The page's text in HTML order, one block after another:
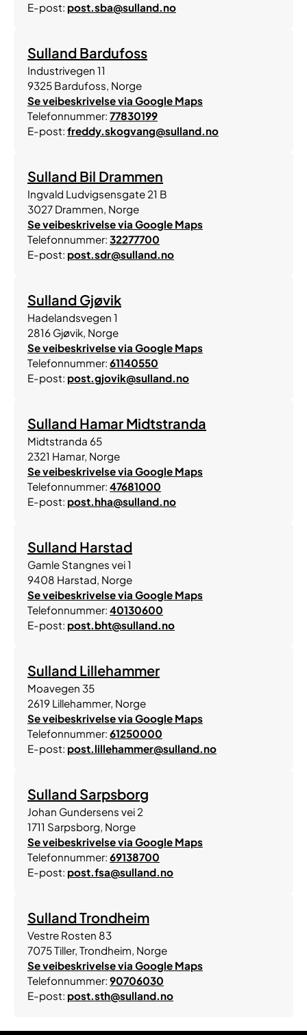
E-post: post.sba@sulland.no
Sulland Bardufoss
Industrivegen 11
9325 Bardufoss, Norge
Se veibeskrivelse via Google Maps
Telefonnummer: 77830199
E-post: freddy.skogvang@sulland.no
Sulland Bil Drammen
Ingvald Ludvigsensgate 21 B
3027 Drammen, Norge
Se veibeskrivelse via Google Maps
Telefonnummer: 32277700
E-post: post.sdr@sulland.no
Sulland Gjøvik
Hadelandsvegen 1
2816 Gjøvik, Norge
Se veibeskrivelse via Google Maps
Telefonnummer: 61140550
E-post: post.gjovik@sulland.no
Sulland Hamar Midtstranda
Midtstranda 65
2321 Hamar, Norge
Se veibeskrivelse via Google Maps
Telefonnummer: 47681000
E-post: post.hha@sulland.no
Sulland Harstad
Gamle Stangnes vei 1
9408 Harstad, Norge
Se veibeskrivelse via Google Maps
Telefonnummer: 40130600
E-post: post.bht@sulland.no
Sulland Lillehammer
Moavegen 35
2619 Lillehammer, Norge
Se veibeskrivelse via Google Maps
Telefonnummer: 61250000
E-post: post.lillehammer@sulland.no
Sulland Sarpsborg
Johan Gundersens vei 2
1711 Sarpsborg, Norge
Se veibeskrivelse via Google Maps
Telefonnummer: 69138700
E-post: post.fsa@sulland.no
Sulland Trondheim
Vestre Rosten 83
7075Tiller, Trondheim, Norge
Se veibeskrivelse via Google Maps
Telefonnummer: 90706030
E-post: post.sth@sulland.no